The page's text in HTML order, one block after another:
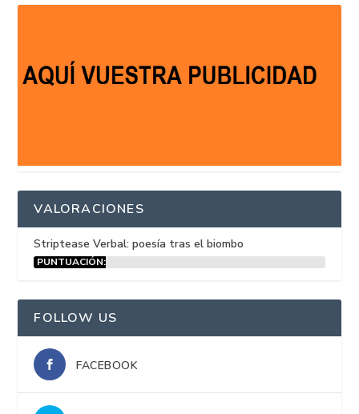
VALORACIONES
Striptease Verbal: poesía tras el biombo
PUNTUACIÓN:
FOLLOW US
FACEBOOK